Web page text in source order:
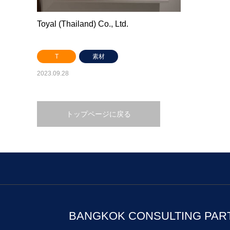
Toyal (Thailand) Co., Ltd.
T 素材
2023.09.28
トップページに戻る
BANGKOK CONSULTING